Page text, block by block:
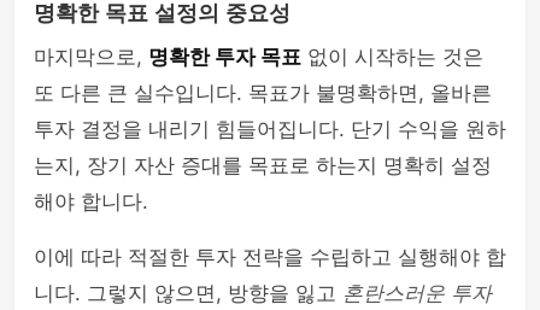
명확한 목표 설정의 중요성
마지막으로, 명확한 투자 목표 없이 시작하는 것은
또 다른 큰 실수입니다. 목표가 불명확하면, 올바른
투자 결정을 내리기 힘들어집니다. 단기 수익을 원하
는지, 장기 자산 증대를 목표로 하는지 명확히 설정
해야 합니다.
이에 따라 적절한 투자 전략을 수립하고 실행해야 합
니다. 그렇지 않으면, 방향을 잃고 혼란스러운 투자